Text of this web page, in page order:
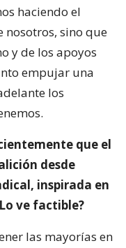
haciendo el
nosotros, sino que
y de los apoyos
empujar una
los
que el
desde
inspirada en
ve factible?
las mayorías en